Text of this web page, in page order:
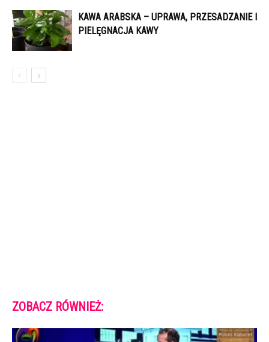
KAWA ARABSKA – UPRAWA, PRZESADZANIE I
PIELĘGNACJA KAWY
ZOBACZ RÓWNIEŻ: